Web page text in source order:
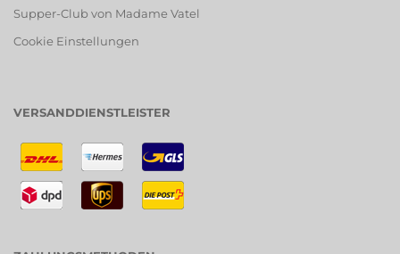
Supper-Club von Madame Vatel
Cookie Einstellungen
VERSANDDIENSTLEISTER